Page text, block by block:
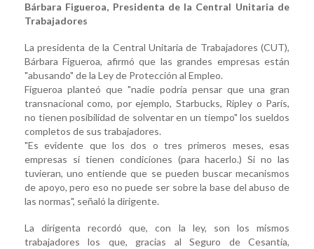
Bárbara Figueroa, Presidenta de la Central Unitaria de
Trabajadores
La presidenta de la Central Unitaria de Trabajadores (CUT),
Bárbara Figueroa, afirmó que las grandes empresas están
"abusando" de la Ley de Protección al Empleo.
Figueroa planteó que "nadie podría pensar que una gran
transnacional como, por ejemplo, Starbucks, Ripley o París,
no tienen posibilidad de solventar en un tiempo" los sueldos
completos de sus trabajadores.
"Es evidente que los dos o tres primeros meses, esas
empresas sí tienen condiciones (para hacerlo.) Si no las
tuvieran, uno entiende que se pueden buscar mecanismos
de apoyo, pero eso no puede ser sobre la base del abuso de
las normas", señaló la dirigente.
La dirigenta recordó que, con la ley, son los mismos
trabajadores los que, gracias al Seguro de Cesantía,